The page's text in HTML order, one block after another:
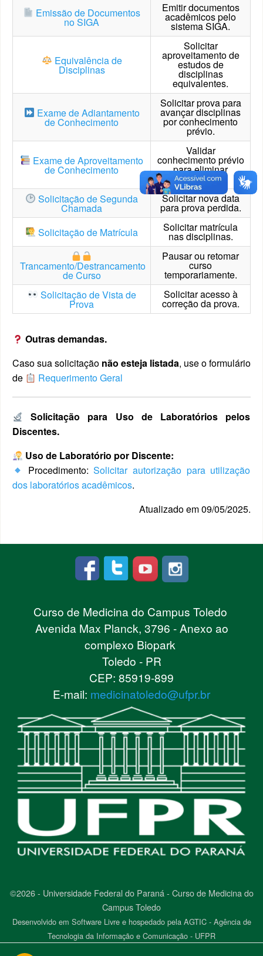
Emissão de Documentos
no SIGA
Emitir documentos
acadêmicos pelo
sistema SIGA.
Equivalência de
Disciplinas
Solicitar
aproveitamento de
estudos de
disciplinas
equivalentes.
Exame de Adiantamento
de Conhecimento
Solicitar prova para
avançar disciplinas
por conhecimento
prévio.
Exame de Aproveitamento
de Conhecimento
Validar
conhecimento prévio
para eliminar
disciplinas.
Solicitação de Segunda
Chamada
Solicitar nova data
para prova perdida.
Solicitação de Matrícula
Solicitar matrícula
nas disciplinas.
Trancamento/Destrancamento
de Curso
Pausar ou retomar
curso
temporariamente.
Solicitação de Vista de
Prova
Solicitar acesso à
correção da prova.
Outras demandas.
Caso sua solicitação não esteja listada, use o formulário
de
Requerimento Geral
Solicitação para Uso de Laboratórios pelos
Discentes.
Uso de Laboratório por Discente:
Procedimento:Solicitar autorização para utilização
dos laboratórios acadêmicos.
Atualizado em 09/05/2025.
Curso de Medicina do Campus Toledo
Avenida Max Planck, 3796 - Anexo ao
complexo Biopark
Toledo - PR
CEP: 85919-899
E-mail: medicinatoledo@ufpr.br
©2026 - Universidade Federal do Paraná - Curso de Medicina do
Campus Toledo
Desenvolvido em Software Livre e hospedado pela AGTIC - Agência de
Tecnologia da Informação e Comunicação - UFPR